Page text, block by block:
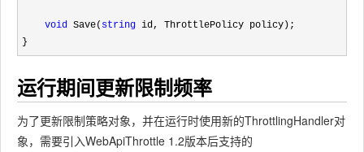
void Save( string id, ThrottlePolicy policy);
}
运行期间更新限制频率
为了更新限制策略对象，并在运行时使用新的ThrottlingHandler对
象，需要引入WebApiThrottle 1.2版本后支持的